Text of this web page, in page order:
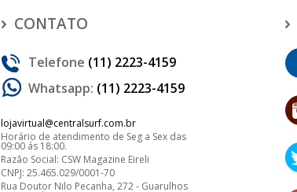
CONTATO
Telefone (11) 2223-4159
Whatsapp: (11) 2223-4159
lojavirtual@centralsurf.com.br
Horário de atendimento de Seg a Sex das
09:00 ás 18:00.
Razão Social: CSW Magazine Eireli
CNPJ: 25.465.029/0001-70
Rua Doutor Nilo Pecanha, 272 - Guarulhos